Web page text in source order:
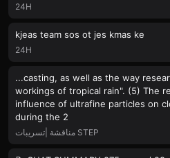
24H
kjeas team sos ot jes kmas ke
24H
...casting, as well as the way
workings of tropical rain". (5) The
influence of ultrafine particles on
during the 2
مناقشة |تسريبات STEP